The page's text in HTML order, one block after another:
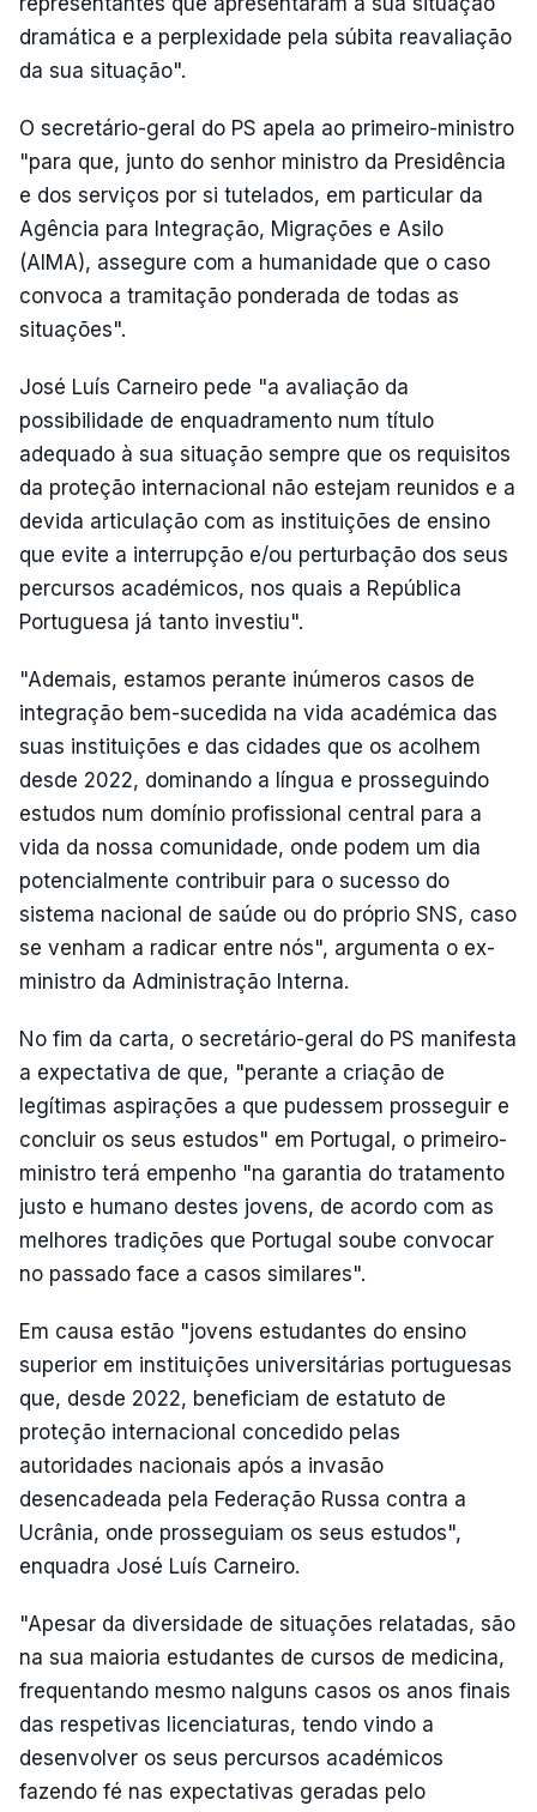
dramática e a perplexidade pela súbita reavaliação
da sua situação".
O secretário-geral do PS apela ao primeiro-ministro
"para que, junto do senhor ministro da Presidência
e dos serviços por si tutelados, em particular da
Agência para Integração, Migrações e Asilo
(AIMA), assegure com a humanidade que o caso
convoca a tramitação ponderada de todas as
situações".
José Luís Carneiro pede "a avaliação da
possibilidade de enquadramento num título
adequado à sua situação sempre que os requisitos
da proteção internacional não estejam reunidos e a
devida articulação com as instituições de ensino
que evite a interrupção e/ou perturbação dos seus
percursos académicos, nos quais a República
Portuguesa já tanto investiu".
"Ademais, estamos perante inúmeros casos de
integração bem-sucedida na vida académica das
suas instituições e das cidades que os acolhem
desde 2022, dominando a língua e prosseguindo
estudos num domínio profissional central para a
vida da nossa comunidade, onde podem um dia
potencialmente contribuir para o sucesso do
sistema nacional de saúde ou do próprio SNS, caso
se venham a radicar entre nós", argumenta o ex-
ministro da Administração Interna.
No fim da carta, o secretário-geral do PS manifesta
a expectativa de que, "perante a criação de
legítimas aspirações a que pudessem prosseguir e
concluir os seus estudos" em Portugal, o primeiro-
ministro terá empenho "na garantia do tratamento
justo e humano destes jovens, de acordo com as
melhores tradições que Portugal soube convocar
no passado face a casos similares".
Em causa estão "jovens estudantes do ensino
superior em instituições universitárias portuguesas
que, desde 2022, beneficiam de estatuto de
proteção internacional concedido pelas
autoridades nacionais após a invasão
desencadeada pela Federação Russa contra a
Ucrânia, onde prosseguiam os seus estudos",
enquadra José Luís Carneiro.
"Apesar da diversidade de situações relatadas, são
na sua maioria estudantes de cursos de medicina,
frequentando mesmo nalguns casos os anos finais
das respetivas licenciaturas, tendo vindo a
desenvolver os seus percursos académicos
fazendo fé nas expectativas geradas pelo